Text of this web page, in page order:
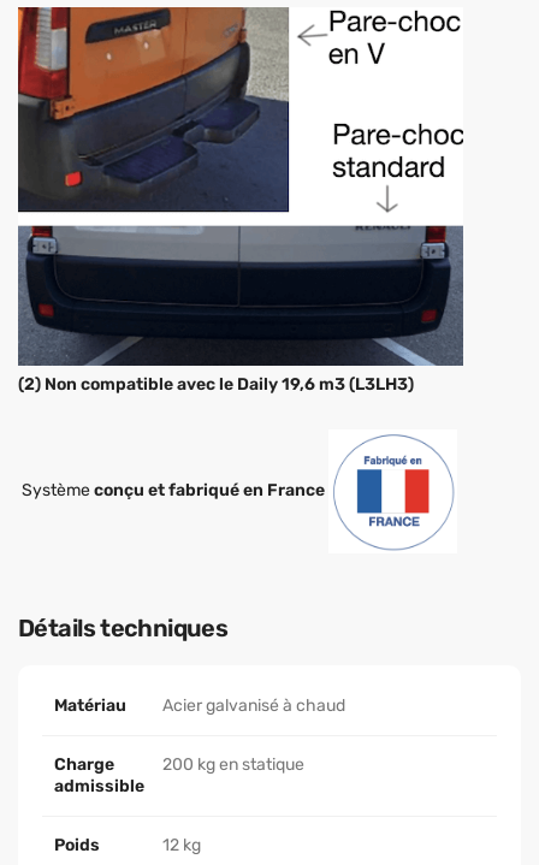
(2) Non compatible avec le Daily 19,6 m3 (L3LH3)
Systèmeconçu et fabriqué en France
Détails techniques
Matériau Acier galvanisé à chaud
Charge
admissible
200 kg en statique
Poids 12 kg